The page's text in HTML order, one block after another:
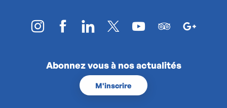
Abonnez vous à nos actualités
M'inscrire